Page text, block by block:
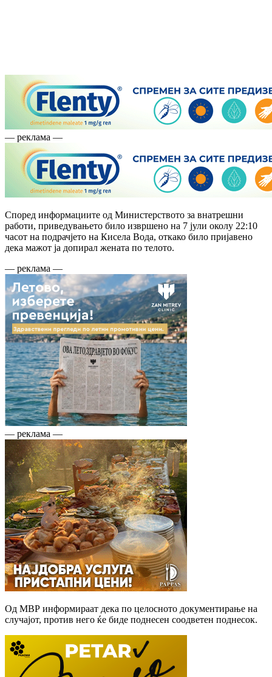
— реклама —
Според информациите од Министерството за внатрешни
работи, приведувањето било извршено на 7 јули околу 22:10
часот на подрачјето на Кисела Вода, откако било пријавено
дека мажот ја допирал жената по телото.
— реклама —
— реклама —
Од МВР информираат дека по целосното документирање на
случајот, против него ќе биде поднесен соодветен поднесок.